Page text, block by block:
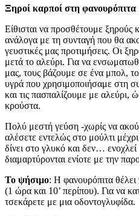
Ξηροί καρποί στη φανουρόπιτα
Είθισται να προσθέτουμε ξηρούς
ανάλογα με τη συνταγή που θα
γευστικές μας προτιμήσεις. Οι
μετά το αλεύρι. Για να
μας, τους βάζουμε σε ένα μπολ,
υγρά που χρησιμοποιήσαμε στη
και τις πασπαλίζουμε με αλεύρι,
κρούστα.
Πολύ μεστή γεύση -χωρίς να
αλέσετε εντελώς στο μούλτι
δίνει στο γλυκό και δεν… ενοχλεί
διαμαρτύρονται ενίοτε με την
Το ψήσιμο: Η φανουρόπιτα
(1 ώρα και 10’ περίπου). Για να
τσεκάρετε με μια οδοντογλυφίδα.